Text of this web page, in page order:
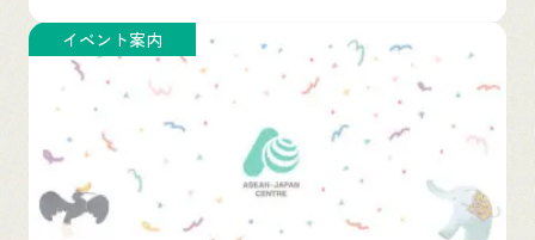
イベント案内